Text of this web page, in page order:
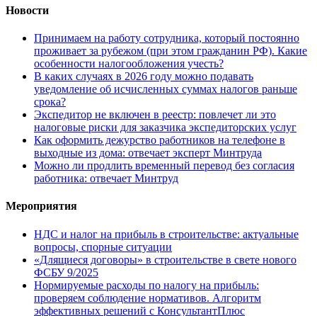
Новости
Принимаем на работу сотрудника, который постоянно
проживает за рубежом (при этом гражданин РФ). Какие
особенности налогообложения учесть?
В каких случаях в 2026 году можно подавать
уведомление об исчисленных суммах налогов раньше
срока?
Экспедитор не включен в реестр: повлечет ли это
налоговые риски для заказчика экспедиторских услуг
Как оформить дежурство работников на телефоне в
выходные из дома: отвечает эксперт Минтруда
Можно ли продлить временный перевод без согласия
работника: отвечает Минтруд
Мероприятия
НДС и налог на прибыль в строительстве: актуальные
вопросы, спорные ситуации
«Длящиеся договоры» в строительстве в свете нового
ФСБУ 9/2025
Нормируемые расходы по налогу на прибыль:
проверяем соблюдение нормативов. Алгоритм
эффективных решений с КонсультантПлюс